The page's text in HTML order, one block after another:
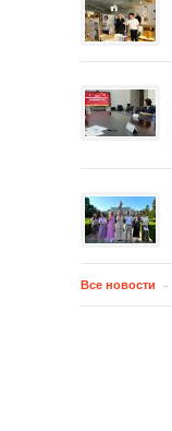
Все новости